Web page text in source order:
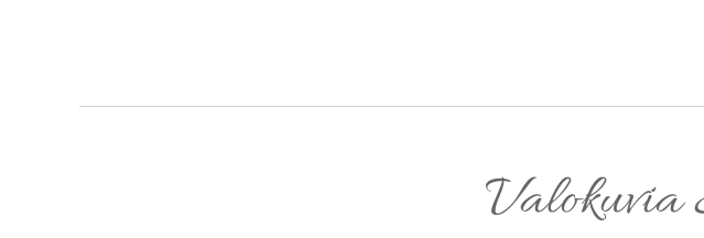
Valokuvia